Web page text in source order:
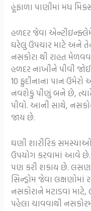
હૂંફાળા પાણીમાં મધ
હળદર જેવા
ઘરેલું ઉપચાર માટે અને
નસકોરા થી રાહત
હળદર નાખીને પીવી
10 ફુદીનાના પાન
નવશેકું પીણું બને છે, ત્યારે
પીવો. આની સાથે,
જાય છે.
ઘણી શારીરિક
ઉપયોગ કરવામાં આવે છે.
પણ કરી શકાય છે.
સિન્ડ્રોમ જેવા
નસકોરાને મટાડવા
પહેલા ચાવવાથી